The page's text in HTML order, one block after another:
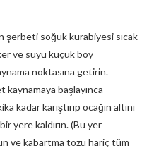
şerbeti soğuk kurabiyesi sıcak
ve suyu küçük boy
noktasına getirin.
kaynamaya başlayınca
kadar karıştırıp ocağın altını
yere kaldırın. (Bu yer
ve kabartma tozu hariç tüm